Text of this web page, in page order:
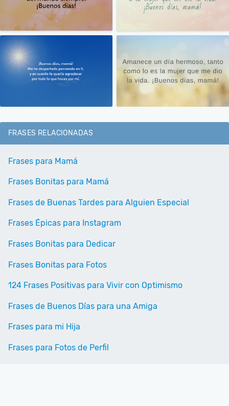
FRASES RELACIONADAS
Frases para Mamá
Frases Bonitas para Mamá
Frases de Buenas Tardes para Alguien Especial
Frases Épicas para Instagram
Frases Bonitas para Dedicar
Frases Bonitas para Fotos
124 Frases Positivas para Vivir con Optimismo
Frases de Buenos Días para una Amiga
Frases para mi Hija
Frases para Fotos de Perfil